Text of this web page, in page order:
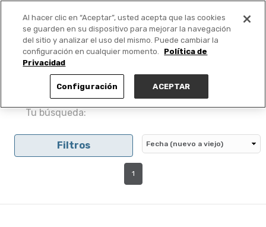
PUBLICA GRATIS +
Tu búsqueda:
Filtros
1
Al hacer clic en “Aceptar”, usted acepta que las cookies
se guarden en su dispositivo para mejorar la navegación
del sitio y analizar el uso del mismo. Puede cambiar la
configuración en cualquier momento.
Política de
Privacidad
Configuración ACEPTAR